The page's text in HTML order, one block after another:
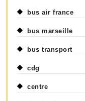
bus air france
bus marseille
bus transport
cdg
centre